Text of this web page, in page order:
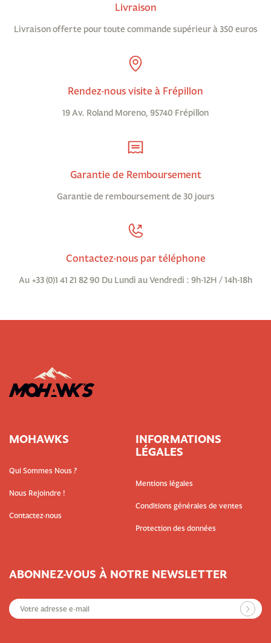
Livraison
Livraison offerte pour toute commande supérieur à 350 euros
Rendez-nous visite à Frépillon
19 Av. Roland Moreno, 95740 Frépillon
Garantie de Remboursement
Garantie de remboursement de 30 jours
Contactez-nous par téléphone
Au +33 (0)1 41 21 82 90 Du Lundi au Vendredi : 9h-12H / 14h-18h
MOHAWKS
Qui Sommes Nous ?
Nous Rejoindre !
Contactez-nous
INFORMATIONS
LÉGALES
Mentions légales
Conditions générales de ventes
Protection des données
ABONNEZ-VOUS À NOTRE NEWSLETTER